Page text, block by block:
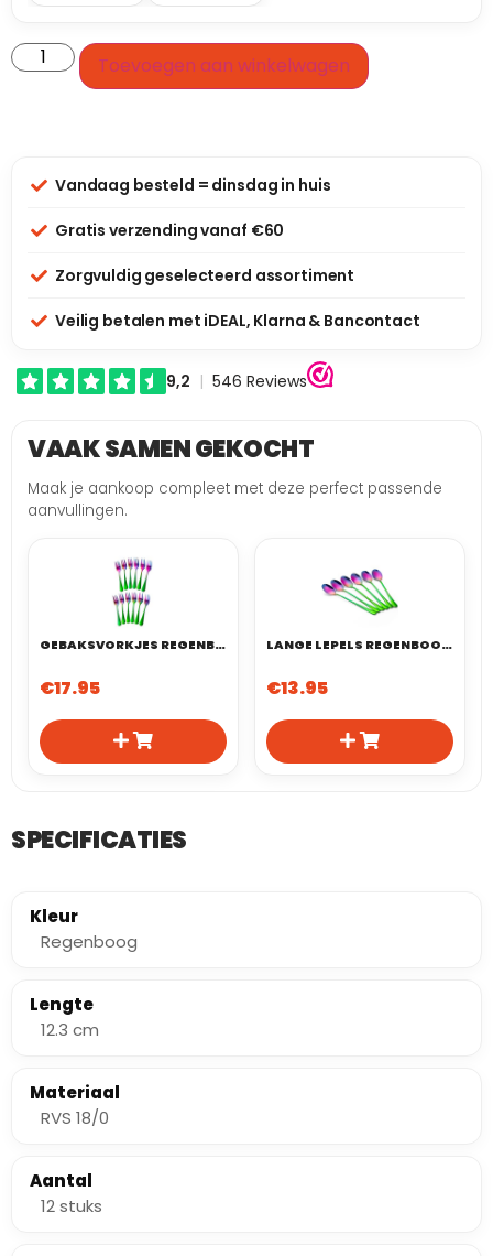
Toevoegen aan winkelwagen
Vandaag besteld = dinsdag in huis
Gratis verzending vanaf €60
Zorgvuldig geselecteerd assortiment
Veilig betalen met iDEAL, Klarna & Bancontact
VAAK SAMEN GEKOCHT
Maak je aankoop compleet met deze perfect passende
aanvullingen.
GEBAKSVORKJES REGENBOOG SET VAN 12
€17.95
LANGE LEPELS REGENBOOG SET VAN 6
€13.95
SPECIFICATIES
Kleur
Regenboog
Lengte
12.3 cm
Materiaal
RVS 18/0
Aantal
12 stuks